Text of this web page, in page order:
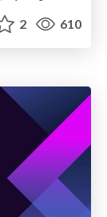
2 610